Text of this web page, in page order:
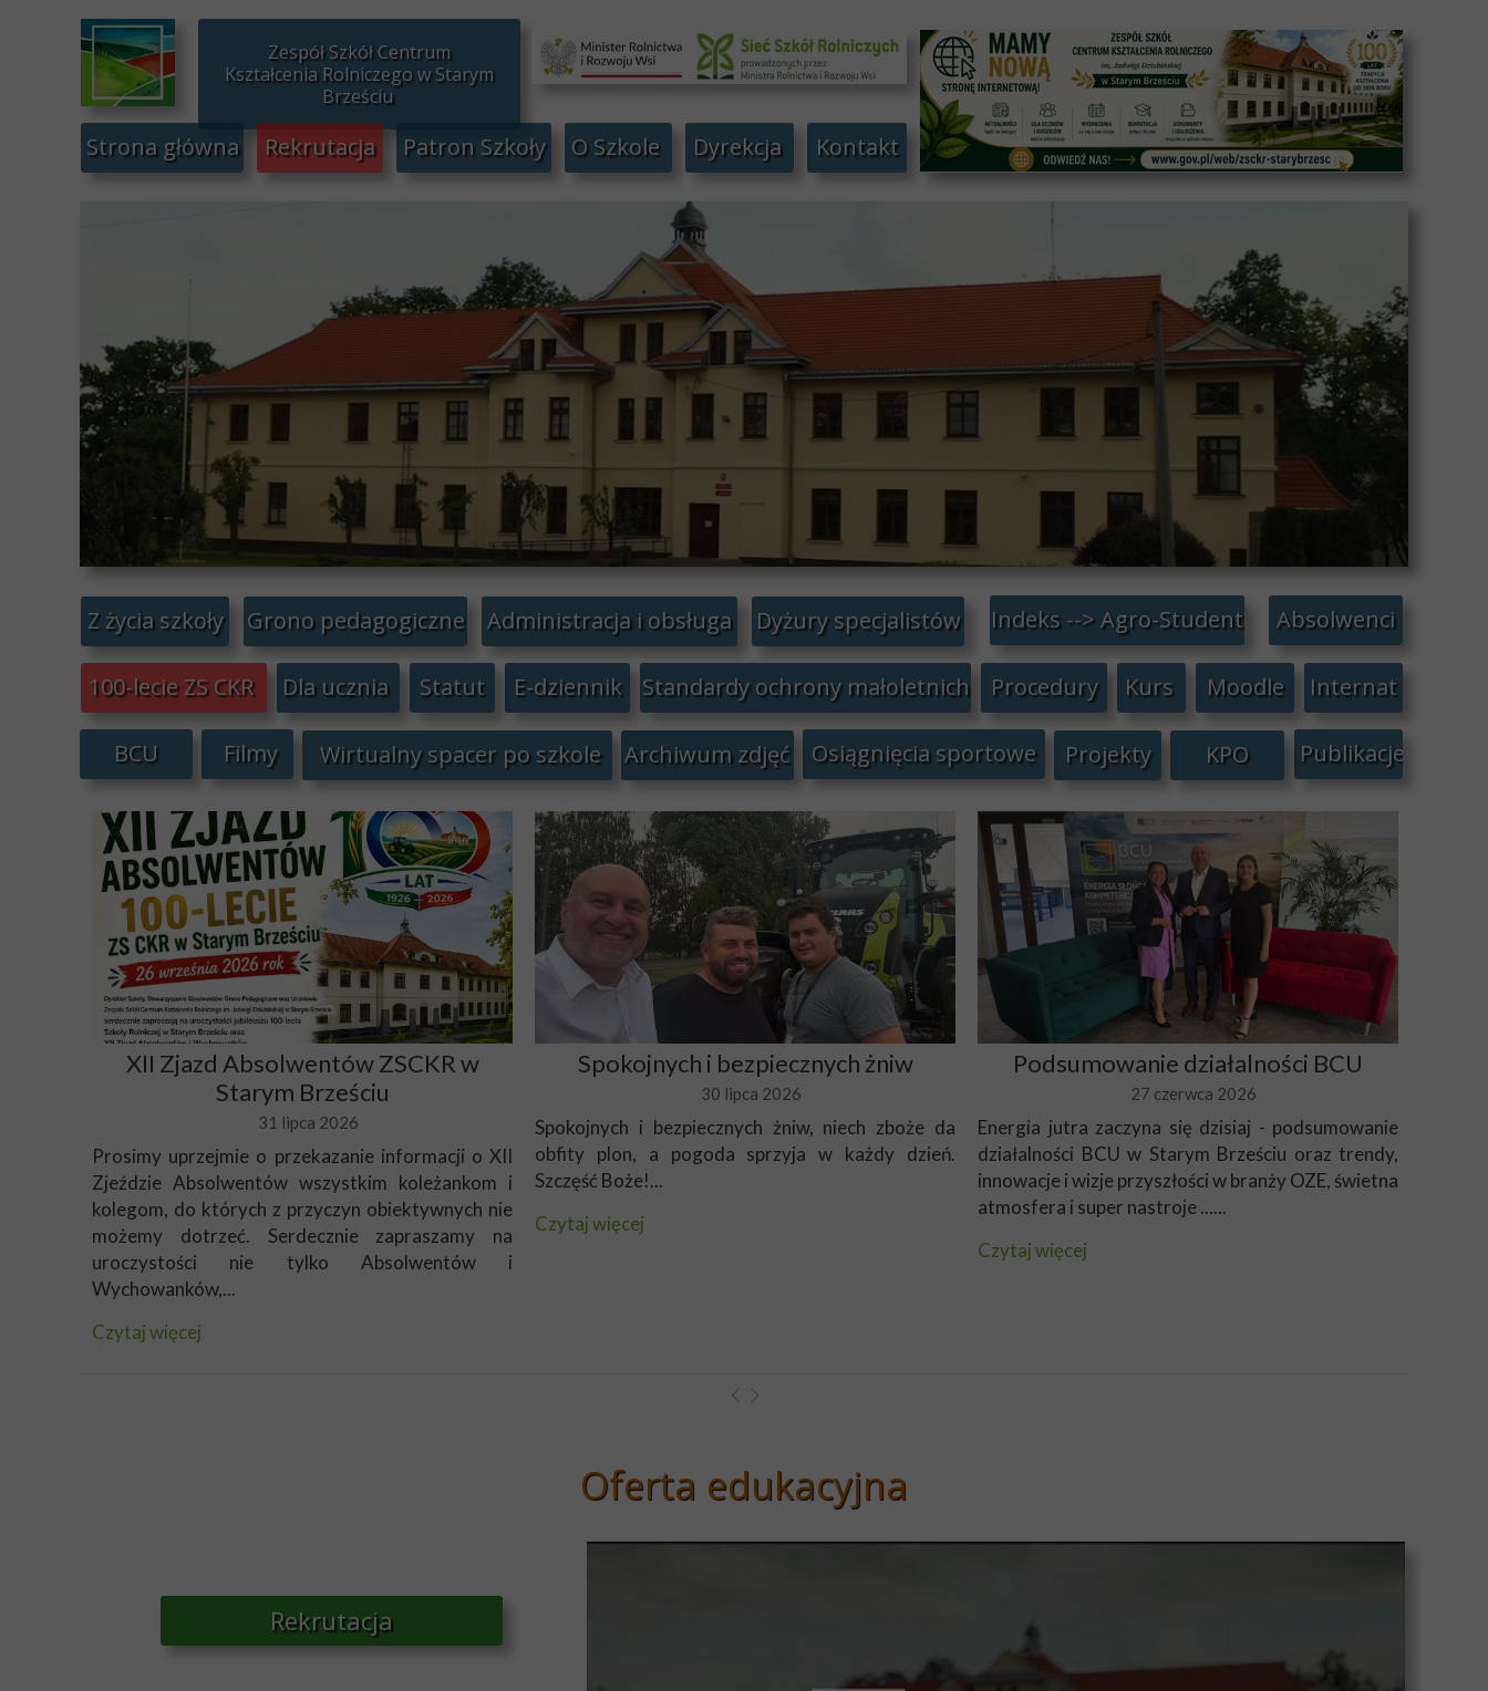
KPO
100-lecie ZS CKR Standardy ochrony małoletnich
XII Zjazd Absolwentów ZSCKR w
Starym Brześciu
31 lipca 2026
Prosimy uprzejmie o przekazanie informacji o XII
Zjeździe Absolwentów wszystkim koleżankom i
kolegom, do których z przyczyn obiektywnych nie
możemy dotrzeć. Serdecznie zapraszamy na
uroczystości nie tylko Absolwentów i
Wychowanków,...
Czytaj więcej
Spokojnych i bezpiecznych żniw
30 lipca 2026
Spokojnych i bezpiecznych żniw, niech zboże da
obfity plon, a pogoda sprzyja w każdy dzień.
Szczęść Boże!...
Czytaj więcej
Podsumowanie działalności BCU
27 czerwca 2026
Energia jutra zaczyna się dzisiaj - podsumowanie
działalności BCU w Starym Brześciu oraz trendy,
innowacje i wizje przyszłości w branży OZE, świetna
atmosfera i super nastroje ......
Czytaj więcej
Z życia szkoły
Archiwum zdjęć
Oferta edukacyjna
Moodle
Kurs
Procedury
Statut
Projekty
Dla ucznia
Rekrutacja
Indeks --> Agro-Student
Osiągnięcia sportowe
Dyżury specjalistów
Internat
Administracja i obsługa
Grono pedagogiczne
Wirtualny spacer po szkole Publikacje
Filmy
BCU
Absolwenci
E-dziennik
Rekrutacja Dyrekcja
Strona główna Kontakt
O Szkole
Patron Szkoły
Zespół Szkół Centrum
Kształcenia Rolniczego w Starym
Brześciu